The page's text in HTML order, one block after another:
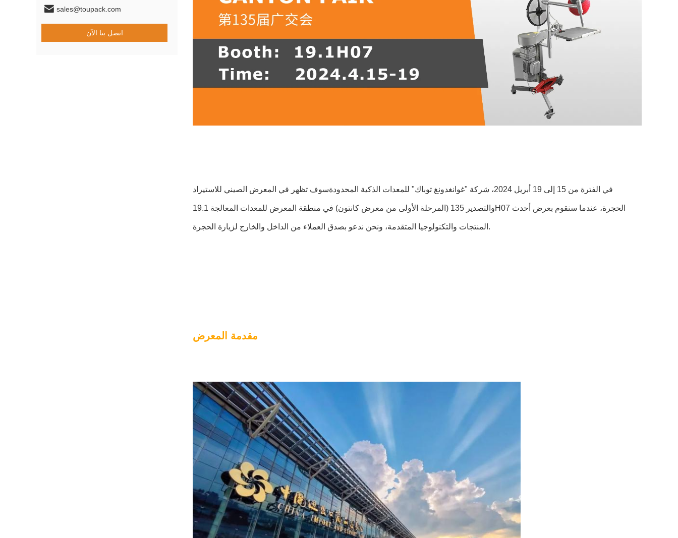
sales@toupack.com
اتصل بنا الآن
في الفترة من 15 إلى 19 أبريل 2024، شركة "غوانغدونغ توباك" للمعدات الذكية المحدودةسوف تظهر في المعرض الصيني للاستيراد
والتصدير 135 (المرحلة الأولى من معرض كانتون) في منطقة المعرض للمعدات المعالجة 19.1H07 الحجرة، عندما سنقوم بعرض أحدث
المنتجات والتكنولوجيا المتقدمة، ونحن ندعو بصدق العملاء من الداخل والخارج لزيارة الحجرة.
مقدمة المعرض